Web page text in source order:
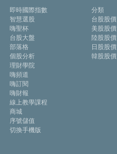
即時國際指數
智慧選股
嗨聖杯
台股大盤
部落格
個股分析
理財學院
嗨頻道
嗨訂閱
嗨財報
線上教學課程
商城
序號儲值
切換手機版
分類
台股股價
美股股價
陸股股價
日股股價
韓股股價